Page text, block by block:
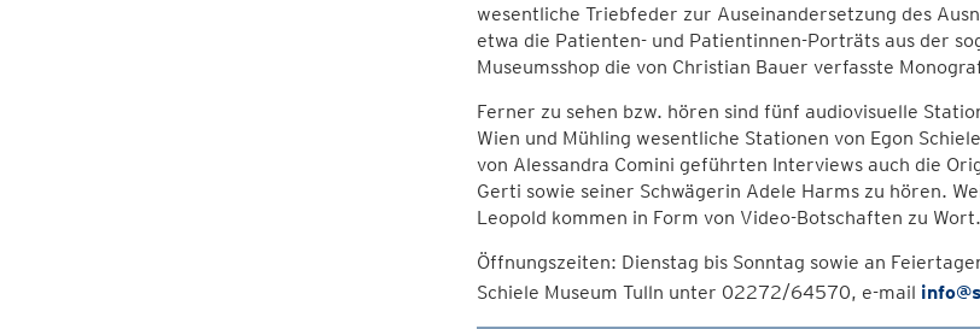
wesentliche Triebfeder zur Auseinandersetzung des
etwa die Patienten- und Patientinnen-Porträts aus der
Museumsshop die von Christian Bauer verfasste
Ferner zu sehen bzw. hören sind fünf audiovisuelle
Wien und Mühling wesentliche Stationen von Egon
von Alessandra Comini geführten Interviews auch die
Gerti sowie seiner Schwägerin Adele Harms zu hören.
Leopold kommen in Form von Video-Botschaften zu Wort.
Öffnungszeiten: Dienstag bis Sonntag sowie an
Schiele Museum Tulln unter 02272/64570, e-mail